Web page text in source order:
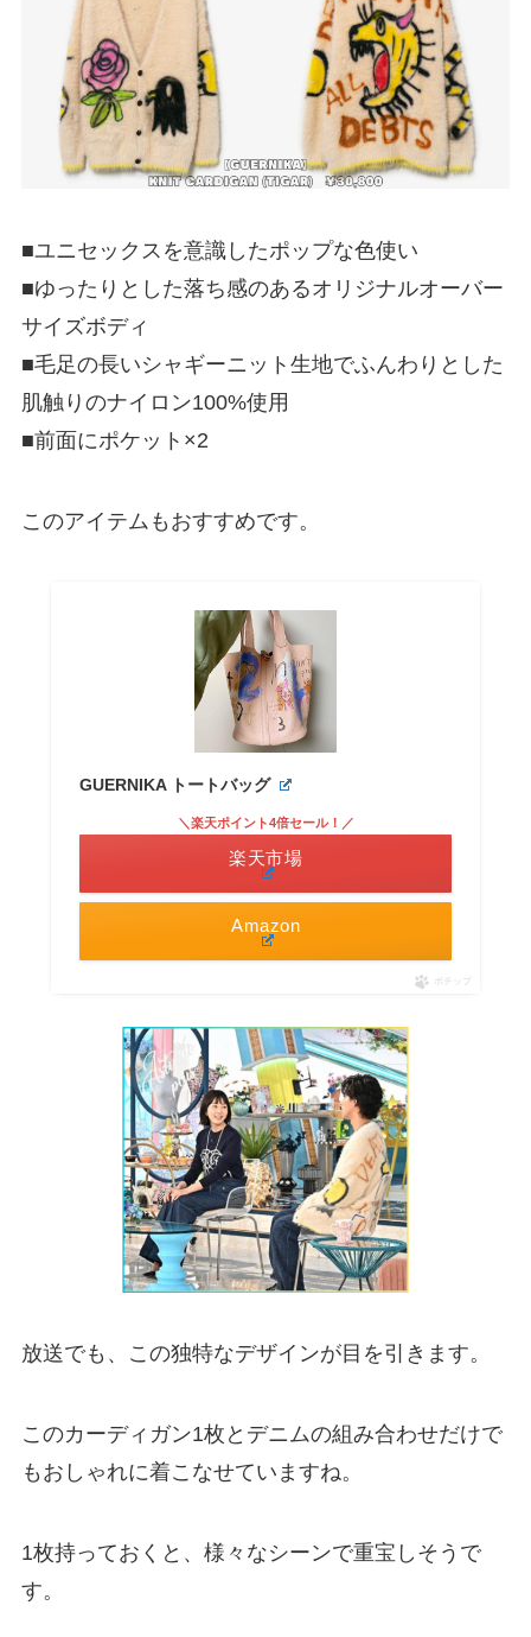
■ユニセックスを意識したポップな色使い
■ゆったりとした落ち感のあるオリジナルオーバー
サイズボディ
■毛足の長いシャギーニット生地でふんわりとした
肌触りのナイロン100%使用
■前面にポケット×2
このアイテムもおすすめです。
GUERNIKA トートバッグ
Amazon
＼楽天ポイント4倍セール！／
楽天市場
ポチップ
放送でも、この独特なデザインが目を引きます。
このカーディガン1枚とデニムの組み合わせだけで
もおしゃれに着こなせていますね。
1枚持っておくと、様々なシーンで重宝しそうで
す。